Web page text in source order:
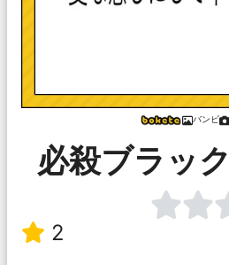
バンビ
必殺ブラッ
2